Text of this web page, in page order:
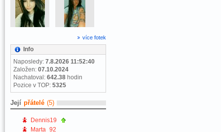
více fotek
Info
Naposledy: 7.8.2026 11:52:40
Založen: 07.10.2024
Nachatoval: 642.38 hodin
Pozice v TOP: 5325
Její přátelé (5)
Dennis19
Marta_92